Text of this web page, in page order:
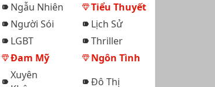
Ngẫu Nhiên
Tiểu Thuyết
Người Sói
Lịch Sử
LGBT
Thriller
Đam Mỹ
Ngôn Tình
Xuyên
Đô Thị